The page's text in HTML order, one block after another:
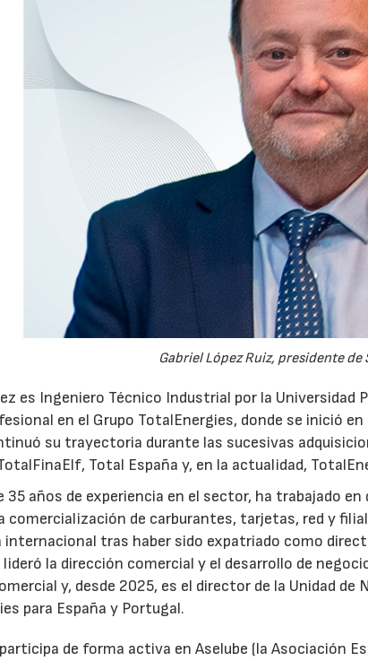
Gabriel López Ruiz, presidente de
es Ingeniero Técnico Industrial por la Universidad
en el Grupo TotalEnergies, donde se inició
su trayectoria durante las sucesivas
Total España y, en la actualidad,
35 años de experiencia en el sector, ha trabajado
comercialización de carburantes, tarjetas, red y
internacional tras haber sido expatriado como
lideró la dirección comercial y el desarrollo de
y, desde 2025, es el director de la Unidad
para España y Portugal.
de forma activa en Aselube (la Asociación